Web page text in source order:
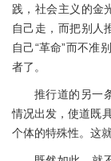
践，社会主义的金
自己走，而把别人
自己“革命”而不准
者了。
推行道的另一
情况出发，使道既
个体的特殊性。这